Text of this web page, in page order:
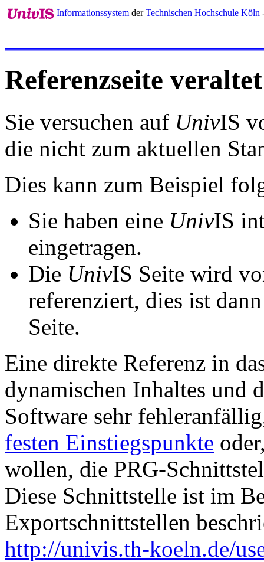
Informationssystem derTechnischen Hochschule Köln
Referenzseite veraltet
Sie versuchen auf UnivIS
die nicht zum aktuellen
Dies kann zum Beispiel
Sie haben eine UnivIS
eingetragen.
Die UnivIS Seite wird
referenziert, dies ist
Seite.
Eine direkte Referenz in
dynamischen Inhaltes und
Software sehr
festen Einstiegspunkte
wollen, die PRG-
Diese Schnittstelle ist im
Exportschnittstellen
http://univis.th-koeln.de/